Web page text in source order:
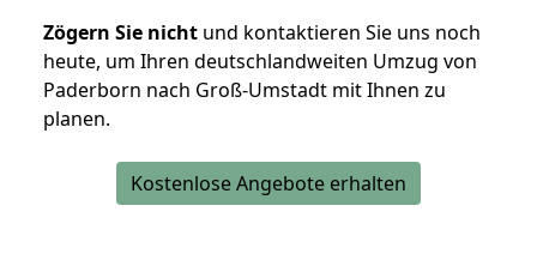
Zögern Sie nicht und kontaktieren Sie uns noch
heute, um Ihren deutschlandweiten Umzug von
Paderborn nach Groß-Umstadt mit Ihnen zu
planen.
Kostenlose Angebote erhalten